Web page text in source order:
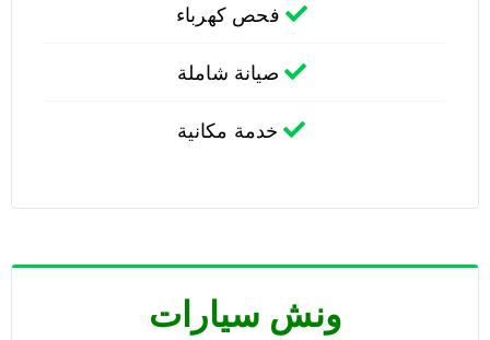
فحص كهرباء
صيانة شاملة
خدمة مكانية
ونش سيارات